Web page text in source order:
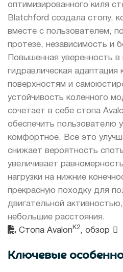
оптимизированного киля
Blatchford создала стопу,
вместе с пользователем,
протезе, независимость и
Повышенная уверенность в
гидравлическая
поверхностям и
устойчивость коленного
сочетает в себе стопа
обеспечить пользователю
комфортное. Все это
снижает вероятность
увеличивает
нагрузки на нижние
прекрасную походку для
двигательной
небольшие расстояния.
Стопа AvalonK2, обзор
Ключевые